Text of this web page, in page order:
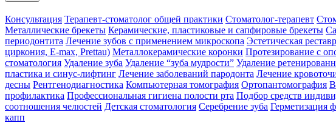
Консультация Терапевт-стоматолог общей практики Cтоматолог-терапевт
Металлические брекеты Керамические, пластиковые и сапфировые брекеты
периодонтита Лечение зубов с применением микроскопа Эстетическая
циркония, E-max, Prettau) Металлокерамические коронки Протезирование с
стоматология Удаление зуба Удаление “зуба мудрости” Удаление
пластика и синус-лифтинг Лечение заболеваний пародонта Лечение
десны Рентгенодиагностика Компьютерная томография Ортопантомография
профилактика Профессиональная гигиена полости рта Подбор средств
соотношения челюстей Детская стоматология Серебрение зуба Герметизация
капп